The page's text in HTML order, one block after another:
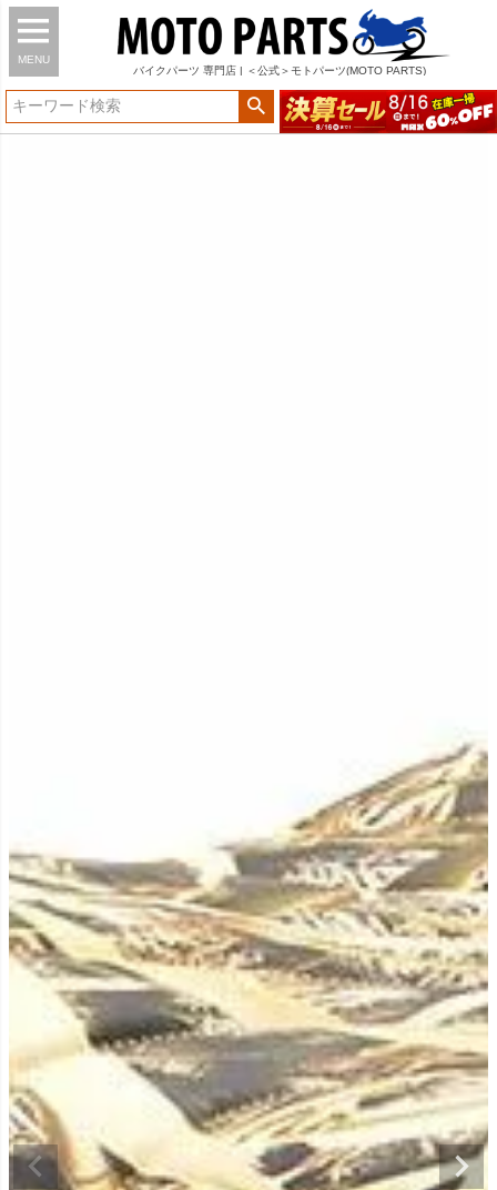
MENU
バイク パーツ 専門店 | ＜公式＞モトパーツ(MOTO PARTS)